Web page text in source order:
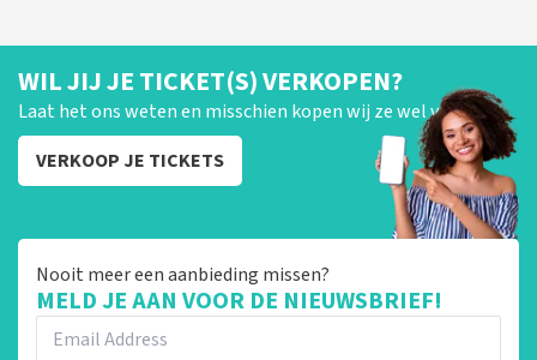
WIL JIJ JE TICKET(S) VERKOPEN?
Laat het ons weten en misschien kopen wij ze wel van je!
VERKOOP JE TICKETS
Nooit meer een aanbieding missen?
MELD JE AAN VOOR DE NIEUWSBRIEF!